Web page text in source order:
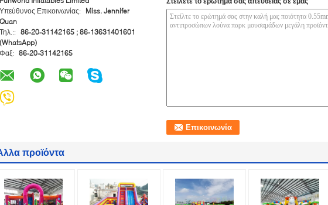
Υπεύθυνος Επικοινωνίας:
Miss. Jennifer
Quan
Τηλ.:: 86-20-31142165 ; 86-13631401601
(WhatsApp)
Φαξ: 86-20-31142165
προϊόντα